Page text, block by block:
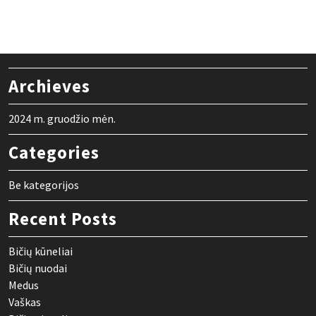
Archieves
2024 m. gruodžio mėn.
Categories
Be kategorijos
Recent Posts
Bičių kūneliai
Bičių nuodai
Medus
Vaškas